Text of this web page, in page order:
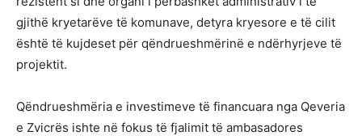
gjithë kryetarëve të komunave, detyra kryesore e të cilit
është të kujdeset për qëndrueshmërinë e ndërhyrjeve të
projektit.
Qëndrueshmëria e investimeve të financuara nga Qeveria
e Zvicrës ishte në fokus të fjalimit të ambasadores